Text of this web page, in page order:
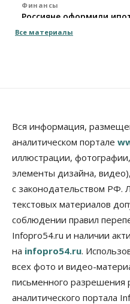
Финансы
Россияне оформили
06 Августа 2026, 15:53
Бизнес
Правительство России
выпуск бензина «Евро-
06 Августа 2026, 14:00
Общество
«За тех, у
настоящая борьба»:
обзванивают
перед зачислением
06 Августа 2026, 13:00
Власть
Режим ЧС ввели в
06 Августа 2026, 12:15
Все материалы
Вся информация,
аналитическом портале
иллюстрации,
элементы дизайна,
с законодательством РФ.
текстовых материалов
соблюдении правил
Infopro54.ru и наличии
на infopro54.ru.
всех фото и видео-
письменного
аналитического портала